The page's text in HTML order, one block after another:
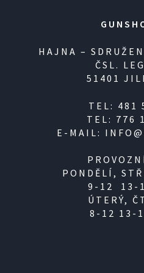
HAJNA –
ČSL.
51401
TEL: 481
TEL: 776
E-MAIL:
PONDĚLÍ,
9-12 13-
ÚTERÝ,
8-12 13-